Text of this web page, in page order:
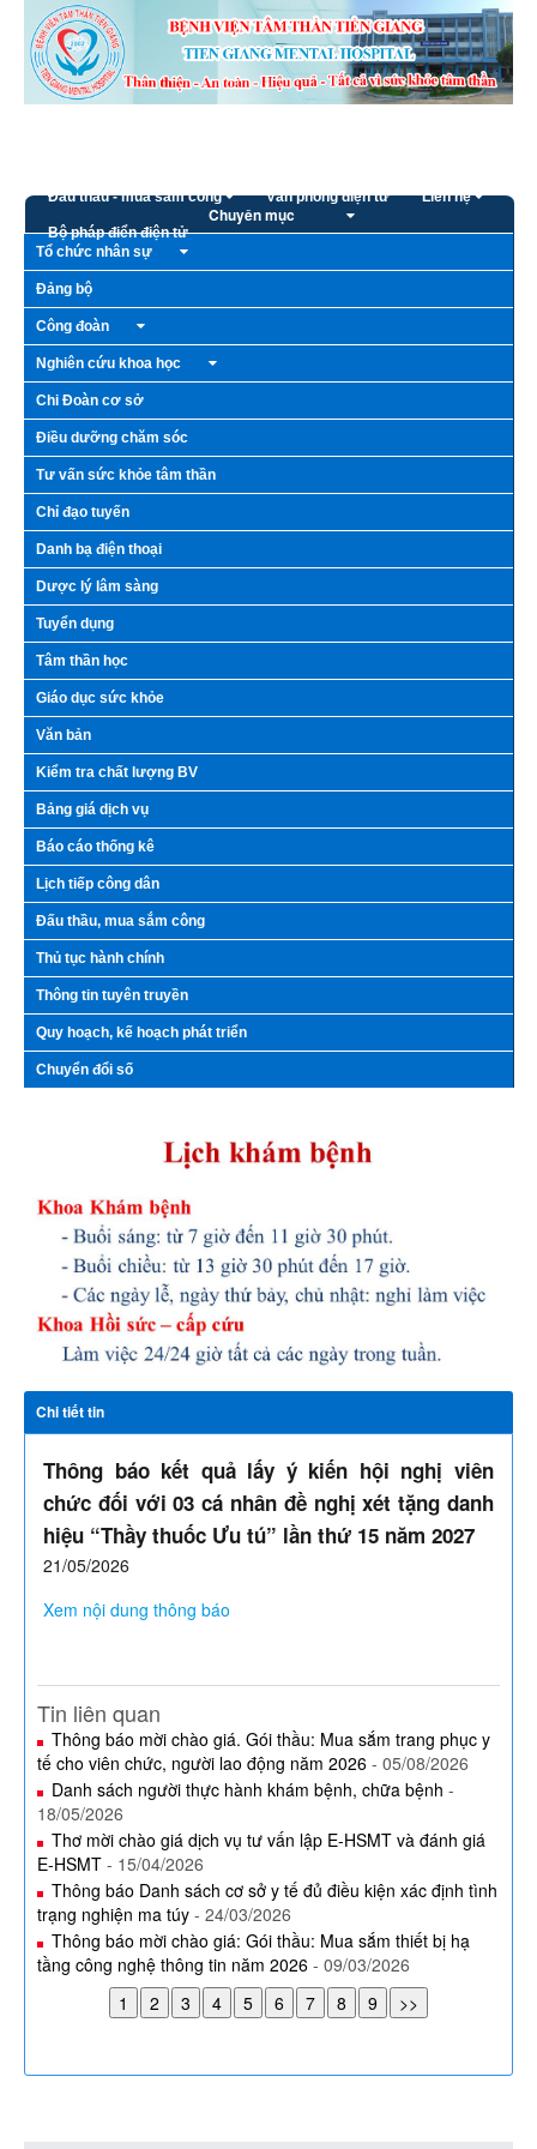
Truy cập nội dung luôn
Đấu thầu - mua sắm công Văn phòng điện tử Liên hệ
Bộ pháp điển điện tử
Chuyên mục
Tổ chức nhân sự
Đảng bộ
Công đoàn
Nghiên cứu khoa học
Chi Đoàn cơ sở
Điều dưỡng chăm sóc
Tư vấn sức khỏe tâm thần
Chỉ đạo tuyến
Danh bạ điện thoại
Dược lý lâm sàng
Tuyển dụng
Tâm thần học
Giáo dục sức khỏe
Văn bản
Kiểm tra chất lượng BV
Bảng giá dịch vụ
Báo cáo thống kê
Lịch tiếp công dân
Đấu thầu, mua sắm công
Thủ tục hành chính
Thông tin tuyên truyền
Quy hoạch, kế hoạch phát triển
Chuyển đổi số
Chi tiết tin
Thông báo kết quả lấy ý kiến hội nghị viên
chức đối với 03 cá nhân đề nghị xét tặng danh
hiệu “Thầy thuốc Ưu tú” lần thứ 15 năm 2027
21/05/2026
Xem nội dung thông báo
Tin liên quan
Thông báo mời chào giá. Gói thầu: Mua sắm trang phục y
tế cho viên chức, người lao động năm 2026 - 05/08/2026
Danh sách người thực hành khám bệnh, chữa bệnh -
18/05/2026
Thơ mời chào giá dịch vụ tư vấn lập E-HSMT và đánh giá
E-HSMT - 15/04/2026
Thông báo Danh sách cơ sở y tế đủ điều kiện xác định tình
trạng nghiện ma túy - 24/03/2026
Thông báo mời chào giá: Gói thầu: Mua sắm thiết bị hạ
tầng công nghệ thông tin năm 2026 - 09/03/2026